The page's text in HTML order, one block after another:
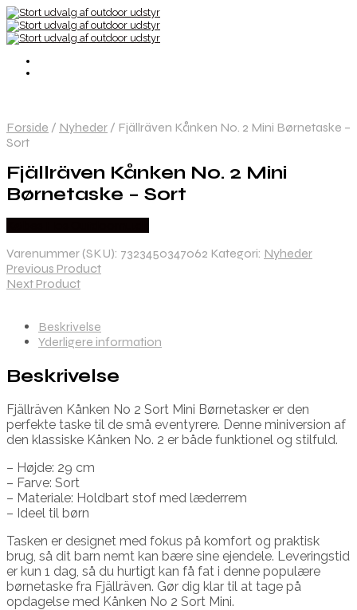
Forside / Nyheder / Fjällräven Kånken No. 2 Mini Børnetaske –
Sort
Fjällräven Kånken No. 2 Mini
Børnetaske – Sort
Varenummer (SKU): 7323450347062 Kategori: Nyheder
Previous Product
Next Product
Beskrivelse
Yderligere information
Beskrivelse
Fjällräven Kånken No 2 Sort Mini Børnetasker er den
perfekte taske til de små eventyrere. Denne miniversion af
den klassiske Kånken No. 2 er både funktionel og stilfuld.
– Højde: 29 cm
– Farve: Sort
– Materiale: Holdbart stof med læderrem
– Ideel til børn
Tasken er designet med fokus på komfort og praktisk
brug, så dit barn nemt kan bære sine ejendele. Leveringstid
er kun 1 dag, så du hurtigt kan få fat i denne populære
børnetaske fra Fjällräven. Gør dig klar til at tage på
opdagelse med Kånken No 2 Sort Mini.